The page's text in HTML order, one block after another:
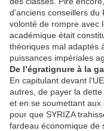
d’anciens conseillers
volonté de rompre avec
académique était
théoriques mal adaptés
puissances impériales
De l’égratignure à la
En capitulant devant
autres, de payer la dette
et en se soumettant
pour que SYRIZA
fardeau économique de